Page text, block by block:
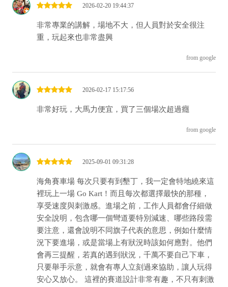
2026-02-20 19:44:37
非常專業的講解，場地不大，但人員對於安全很注
重，玩起來也非常盡興
from google
2026-02-17 15:17:56
非常好玩，大馬力便宜，買了三個場次超過癮
from google
2025-09-01 09:31:28
海角賽車場 每次只要有到墾丁，我一定會特地繞來這
裡玩上一場 Go Kart！而且每次都選擇最快的那種，
享受速度與刺激感。進場之前，工作人員都會仔細做
安全說明，包含哪一個彎道要特別減速、哪些路段需
要注意，還會說明不同旗子代表的意思，例如什麼情
況下要進場，或是當場上有狀況時該如何應對。他們
會再三提醒，若真的遇到狀況，千萬不要自己下車，
只要舉手示意，就會有專人立刻過來協助，讓人玩得
安心又放心。 這裡的賽道設計非常有趣，不只有刺激